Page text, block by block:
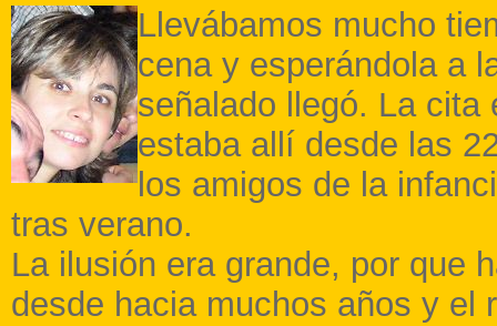
Llevábamos mucho
cena y esperándola a
señalado llegó. La cita
estaba allí desde las
los amigos de la
tras verano.
La ilusión era grande, por que
desde hacia muchos años y el